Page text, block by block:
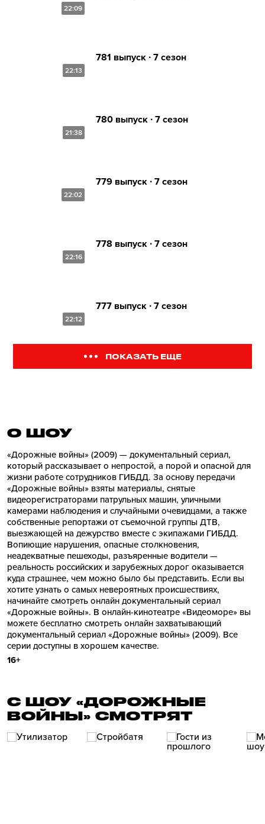
22:09
22:13
781 выпуск ∙ 7 сезон
21:38
780 выпуск ∙ 7 сезон
22:02
779 выпуск ∙ 7 сезон
22:16
778 выпуск ∙ 7 сезон
22:12
777 выпуск ∙ 7 сезон
ПОКАЗАТЬ ЕЩЕ
О ШОУ
«Дорожные войны» (2009) — документальный сериал,
который рассказывает о непростой, а порой и опасной для
жизни работе сотрудников ГИБДД. За основу передачи
«Дорожные войны» взяты материалы, снятые
видеорегистраторами патрульных машин, уличными
камерами наблюдения и случайными очевидцами, а также
собственные репортажи от съемочной группы ДТВ,
выезжающей на дежурство вместе с экипажами ГИБДД.
Вопиющие нарушения, опасные столкновения,
неадекватные пешеходы, разъяренные водители —
реальность российских и зарубежных дорог оказывается
куда страшнее, чем можно было бы представить. Если вы
хотите узнать о самых невероятных происшествиях,
начинайте смотреть онлайн документальный сериал
«Дорожные войны». В онлайн-кинотеатре «Видеоморе» вы
можете бесплатно смотреть онлайн захватывающий
документальный сериал «Дорожные войны» (2009). Все
серии доступны в хорошем качестве.
16+
С ШОУ «ДОРОЖНЫЕ
ВОЙНЫ» СМОТРЯТ